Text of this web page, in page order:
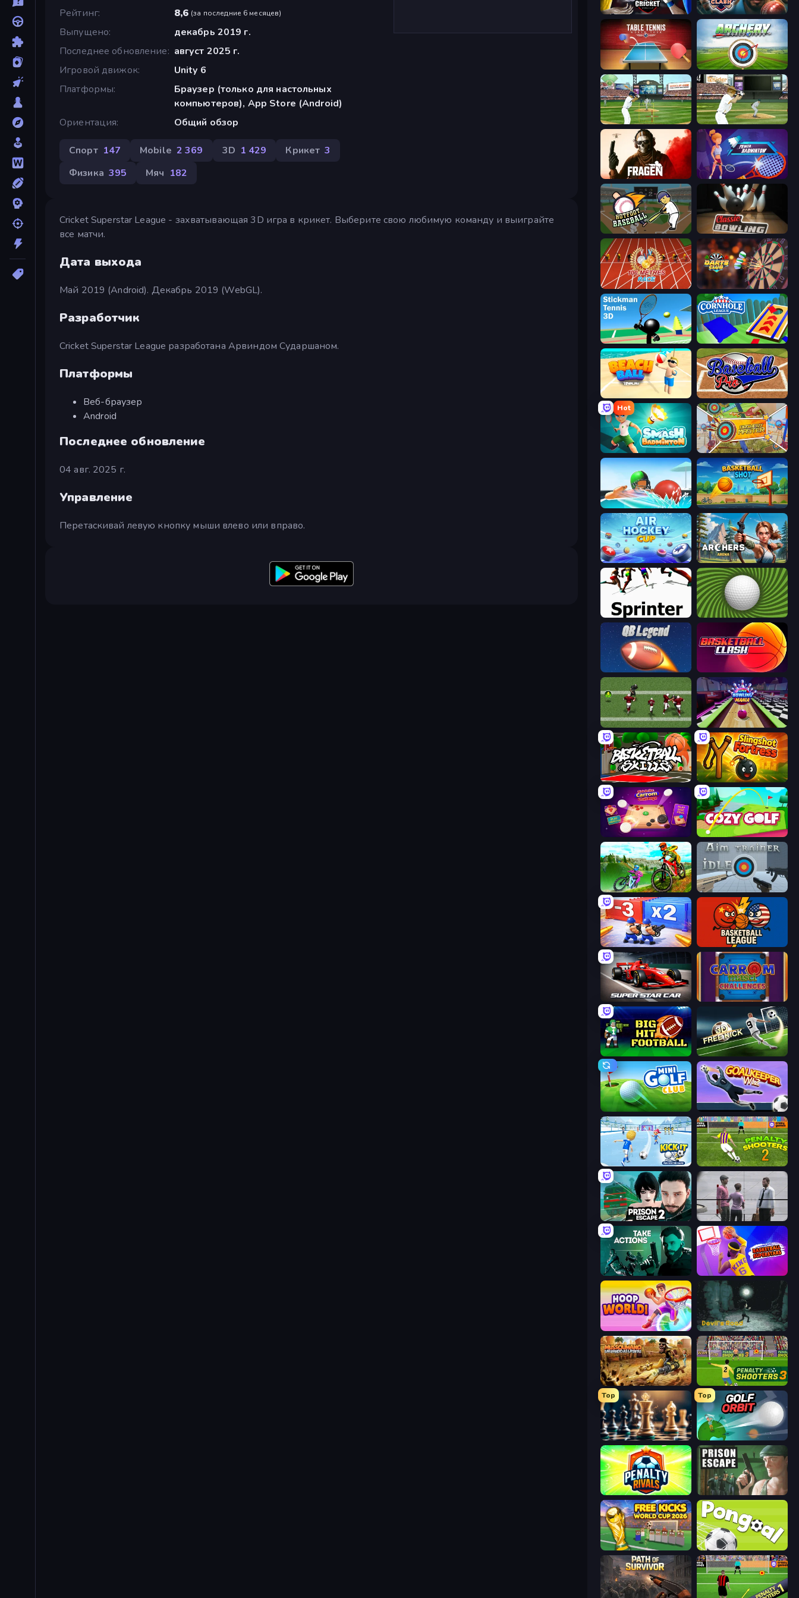
Рейтинг
8,6 (за последние 6 месяцев)
Выпущено
декабрь 2019 г.
Последнее обновление
август 2025 г.
Игровой движок
Unity 6
Платформы
Браузер (только для настольных
компьютеров), App Store (Android)
Ориентация
Общий обзор
Спорт 147 Mobile 2 369 3D 1 429 Крикет 3
Физика 395 Мяч 182
Cricket Superstar League - захватывающая 3D игра в крикет. Выберите свою любимую команду и выиграйте
все матчи.
Дата выхода
Май 2019 (Android). Декабрь 2019 (WebGL).
Разработчик
Cricket Superstar League разработана Арвиндом Сударшаном.
Платформы
Веб-браузер
Android
Последнее обновление
04 авг. 2025 г.
Управление
Перетаскивай левую кнопку мыши влево или вправо.
Cricket World Cup Cricket Clash
Table Tennis World Tour Archery World Tour
Baseball ESPN Arcade Baseball
Fragen Power Badminton
Hotfoot Baseball Classic Bowling
100 Meters Race Darts Club
Stickman Tennis 3D Cornhole League
Baseball Pro
Hot
Smash Badminton Archery Master
Dodgeball Basketball Shot
Air Hockey Cup Archers Arena
Sprinter The Speedy Golf
2 Minute Football QB Legend Basketball Clash
Return Man 2 Super Bowling Mania
Basketball Skills Slingshot Fortress
Cozy Golf
MX Offroad Master Aim Trainer Idle
Battle Brigade Basketball League
Super Star Car
Big Hit Football Free Kick Classic (3D Free Kick)
Mini Golf Club Goalkeeper Wiz
Kick It – Fun Soccer Game Penalty Shooters 2
Prison Escape 2
Take Actions Basketball Superstars
Hoop World 3D Devil's Road
Mussoumano Game Penalty Shooters 3
Top
Chess Free
Top
Golf Orbit
Penalty Rivals Prison Escape
Free Kicks World Cup 2026 Pongoal